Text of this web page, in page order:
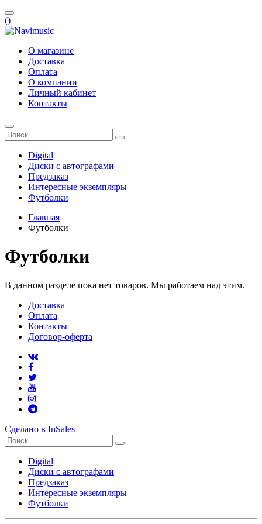
()
О магазине
Доставка
Оплата
О компании
Личный кабинет
Контакты
Digital
Диски с автографами
Предзаказ
Интересные экземпляры
Футболки
Главная
Футболки
Футболки
В данном разделе пока нет товаров. Мы работаем над этим.
Доставка
Оплата
Контакты
Договор-оферта
Сделано в InSales
Digital
Диски с автографами
Предзаказ
Интересные экземпляры
Футболки